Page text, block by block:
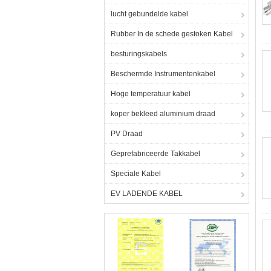
lucht gebundelde kabel
Rubber In de schede gestoken Kabel
besturingskabels
Beschermde Instrumentenkabel
Hoge temperatuur kabel
koper bekleed aluminium draad
PV Draad
Geprefabriceerde Takkabel
Speciale Kabel
EV LADENDE KABEL